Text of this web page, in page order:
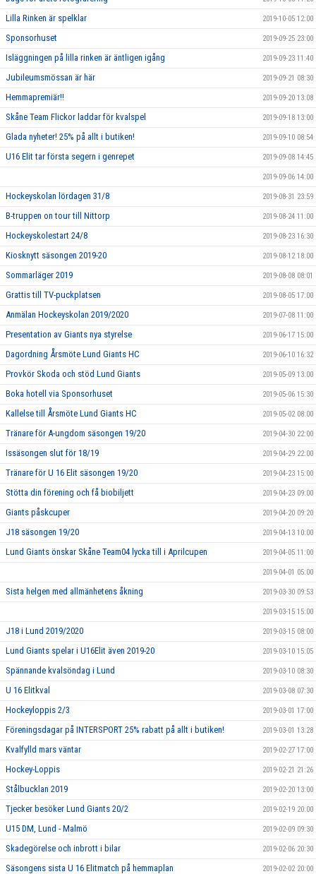
Lilla Rinken är spelklar 2019-10-05 12:00
Sponsorhuset 2019-09-25 23:00
Isläggningen på lilla rinken är äntligen igång 2019-09-23 11:40
Jubileumsmössan är här 2019-09-21 08:30
Hemmapremiär!! 2019-09-20 13:08
Skåne Team Flickor laddar för kvalspel 2019-09-18 13:00
Glada nyheter! 25% på allt i butiken! 2019-09-10 08:54
U16 Elit tar första segern i genrepet 2019-09-08 14:45
2019-09-06 14:00
Hockeyskolan lördagen 31/8 2019-08-31 23:59
B-truppen on tour till Nittorp 2019-08-24 11:00
Hockeyskolestart 24/8 2019-08-23 16:30
Kiosknytt säsongen 2019-20 2019-08-12 18:00
Sommarläger 2019 2019-08-08 08:01
Grattis till TV-puckplatsen 2019-08-05 17:00
Anmälan Hockeyskolan 2019/2020 2019-07-08 11:00
Presentation av Giants nya styrelse 2019-06-17 15:00
Dagordning Årsmöte Lund Giants HC 2019-06-10 16:32
Provkör Skoda och stöd Lund Giants 2019-05-09 13:00
Boka hotell via Sponsorhuset 2019-05-06 15:30
Kallelse till Årsmöte Lund Giants HC 2019-05-02 08:00
Tränare för A-ungdom säsongen 19/20 2019-04-30 22:00
Issäsongen slut för 18/19 2019-04-29 22:00
Tränare för U 16 Elit säsongen 19/20 2019-04-23 15:00
Stötta din förening och få biobiljett 2019-04-23 09:00
Giants påskcuper 2019-04-20 09:20
J18 säsongen 19/20 2019-04-13 10:00
Lund Giants önskar Skåne Team04 lycka till i Aprilcupen 2019-04-05 11:00
2019-04-01 05:00
Sista helgen med allmänhetens åkning 2019-03-30 09:53
2019-03-15 15:00
J18 i Lund 2019/2020 2019-03-15 08:00
Lund Giants spelar i U16Elit även 2019-20 2019-03-10 15:05
Spännande kvalsöndag i Lund 2019-03-10 08:30
U 16 Elitkval 2019-03-08 07:30
Hockeyloppis 2/3 2019-03-01 17:00
Föreningsdagar på INTERSPORT 25% rabatt på allt i butiken! 2019-03-01 13:28
Kvalfylld mars väntar 2019-02-27 17:00
Hockey-Loppis 2019-02-21 21:26
Stålbucklan 2019 2019-02-20 13:00
Tjecker besöker Lund Giants 20/2 2019-02-19 20:00
U15 DM, Lund - Malmö 2019-02-09 09:30
Skadegörelse och inbrott i bilar 2019-02-06 20:30
Säsongens sista U 16 Elitmatch på hemmaplan 2019-02-02 20:00